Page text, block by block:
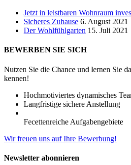
Jetzt in leistbaren Wohnraum
Sicheres Zuhause 6. August 2021
Der Wohlfühlgarten 15. Juli 2021
BEWERBEN SIE SICH
Nutzen Sie die Chance und lernen Sie
kennen!
Hochmotiviertes dynamisches
Langfristige sichere Anstellung
Fecettenreiche Aufgabengebiete
Wir freuen uns auf Ihre Bewerbung!
Newsletter abonnieren